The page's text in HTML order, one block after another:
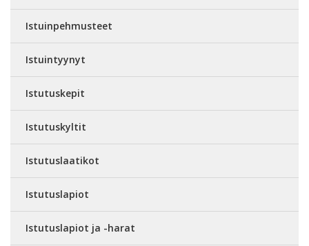
Istuinpehmusteet
Istuintyynyt
Istutuskepit
Istutuskyltit
Istutuslaatikot
Istutuslapiot
Istutuslapiot ja -harat